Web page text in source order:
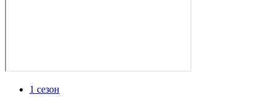
1 сезон